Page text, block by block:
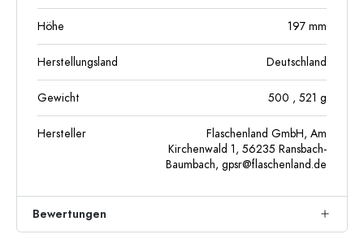
Höhe 197 mm
Herstellungsland Deutschland
Gewicht 500 , 521 g
Hersteller
Flaschenland GmbH, Am
Kirchenwald 1, 56235 Ransbach-
Baumbach, gpsr@flaschenland.de
Bewertungen